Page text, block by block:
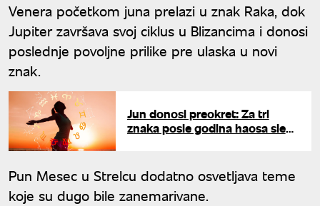
Venera početkom juna prelazi u znak Raka, dok
Jupiter završava svoj ciklus u Blizancima i donosi
poslednje povoljne prilike pre ulaska u novi
znak.
Jun donosi preokret: Za tri
znaka posle godina haosa sledi
Pun Mesec u Strelcu dodatno osvetljava teme
koje su dugo bile zanemarivane.